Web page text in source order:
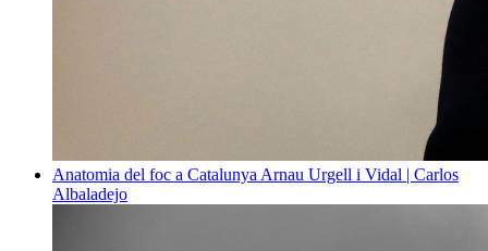
Anatomia del foc a Catalunya Arnau Urgell i Vidal | Carlos
Albaladejo